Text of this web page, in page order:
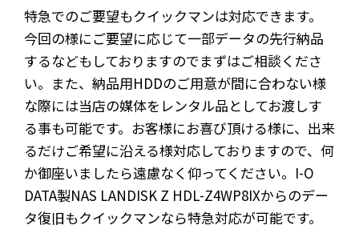
特急でのご要望もクイックマンは対応できます。
今回の様にご要望に応じて一部データの先行納品
するなどもしておりますのでまずはご相談くださ
い。また、納品用HDDのご用意が間に合わない様
な際には当店の媒体をレンタル品としてお渡しす
る事も可能です。お客様にお喜び頂ける様に、出来
るだけご希望に沿える様対応しておりますので、何
か御座いましたら遠慮なく仰ってください。I-O
DATA製NAS LANDISK Z HDL-Z4WP8IXからのデー
タ復旧もクイックマンなら特急対応が可能です。